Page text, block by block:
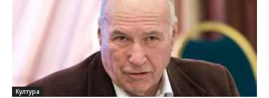
Култура